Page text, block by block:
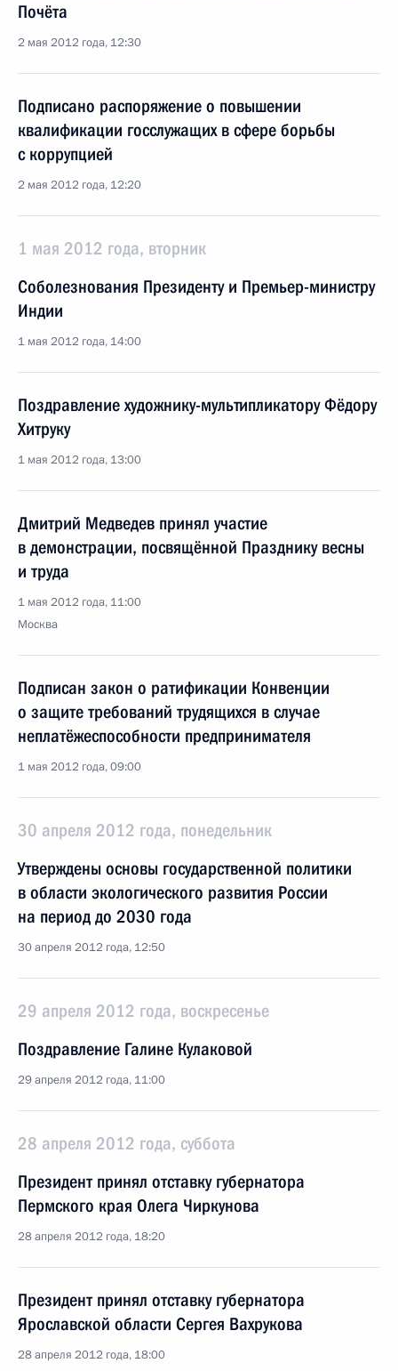
Почёта
2 мая 2012 года, 12:30
Подписано распоряжение о повышении
квалификации госслужащих в сфере борьбы
с коррупцией
2 мая 2012 года, 12:20
1 мая 2012 года, вторник
Соболезнования Президенту и Премьер-министру
Индии
1 мая 2012 года, 14:00
Поздравление художнику-мультипликатору Фёдору
Хитруку
1 мая 2012 года, 13:00
Дмитрий Медведев принял участие
в демонстрации, посвящённой Празднику весны
и труда
1 мая 2012 года, 11:00
Москва
Подписан закон о ратификации Конвенции
о защите требований трудящихся в случае
неплатёжеспособности предпринимателя
1 мая 2012 года, 09:00
30 апреля 2012 года, понедельник
Утверждены основы государственной политики
в области экологического развития России
на период до 2030 года
30 апреля 2012 года, 12:50
29 апреля 2012 года, воскресенье
Поздравление Галине Кулаковой
29 апреля 2012 года, 11:00
28 апреля 2012 года, суббота
Президент принял отставку губернатора
Пермского края Олега Чиркунова
28 апреля 2012 года, 18:20
Президент принял отставку губернатора
Ярославской области Сергея Вахрукова
28 апреля 2012 года, 18:00